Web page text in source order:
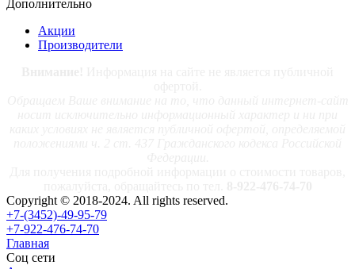
Дополнительно
Акции
Производители
Copyright © 2018-2024. All rights reserved.
+7-(3452)-49-95-79
+7-922-476-74-70
Главная
Соц сети